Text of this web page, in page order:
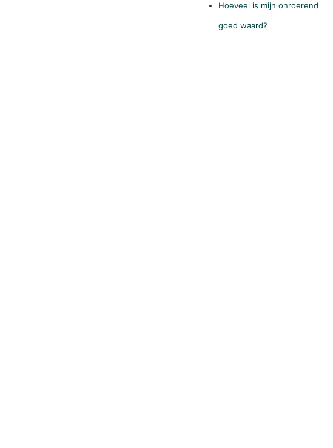
Hoeveel is mijn onroerend
goed waard?